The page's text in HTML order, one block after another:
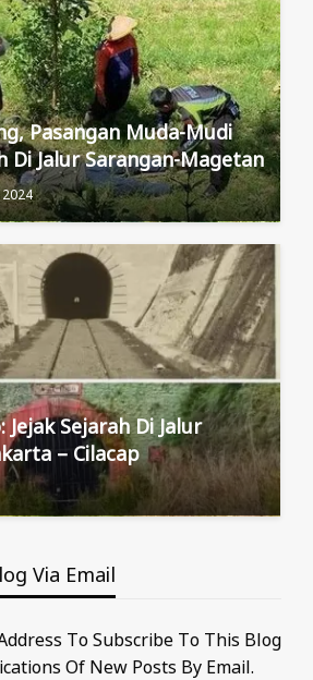
Pasangan Muda-Mudi
Di Jalur Sarangan-Magetan
Sejarah Di Jalur
– Cilacap
Via Email
To Subscribe To This Blog
Of New Posts By Email.